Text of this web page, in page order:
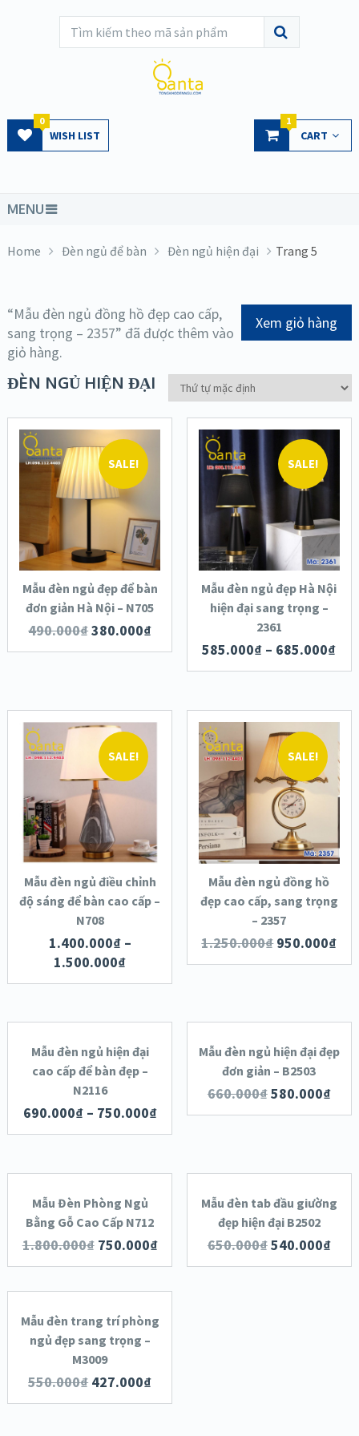
WISH LIST
0
CART
1
MENU
Home Đèn ngủ để bàn Đèn ngủ hiện đại Trang 5
Xem giỏ hàng
“Mẫu đèn ngủ đồng hồ đẹp cao cấp,
sang trọng – 2357” đã được thêm vào
giỏ hàng.
ĐÈN NGỦ HIỆN ĐẠI
SALE!
XEM NHANH
LỰA CHỌN
CÁC TÙY CHỌN
Mẫu đèn ngủ đẹp để bàn
đơn giản Hà Nội – N705
490.000₫380.000₫
SALE!
XEM NHANH
CHI TIẾT
LỰA CHỌN
CÁC TÙY CHỌN
Mẫu đèn ngủ đẹp Hà Nội
hiện đại sang trọng –
2361
585.000₫ – 685.000₫
SALE!
XEM NHANH
CHI TIẾT
LỰA CHỌN
CÁC TÙY CHỌN
Mẫu đèn ngủ điều chỉnh
độ sáng để bàn cao cấp –
N708
1.400.000₫–
1.500.000₫
SALE!
XEM NHANH
CHI TIẾT
THÊM VÀO
GIỎ HÀNG
Mẫu đèn ngủ đồng hồ
đẹp cao cấp, sang trọng
– 2357
1.250.000₫ 950.000₫
SALE!
XEM NHANH
CHI TIẾT
CÁC TÙY CHỌN
Mẫu đèn ngủ hiện đại
cao cấp để bàn đẹp –
N2116
690.000₫– 750.000₫
SALE!
XEM NHANH
GIỎ HÀNG
Mẫu đèn ngủ hiện đại đẹp
đơn giản – B2503
660.000₫580.000₫
SALE!
XEM NHANH
GIỎ HÀNG
Mẫu Đèn Phòng Ngủ
Bằng Gỗ Cao Cấp N712
1.800.000₫ 750.000₫
SALE!
XEM NHANH
GIỎ HÀNG
Mẫu đèn tab đầu giường
đẹp hiện đại B2502
650.000₫540.000₫
SALE!
XEM NHANH
CHI TIẾT
THÊM VÀO
GIỎ HÀNG
Mẫu đèn trang trí phòng
ngủ đẹp sang trọng –
M3009
550.000₫ 427.000₫